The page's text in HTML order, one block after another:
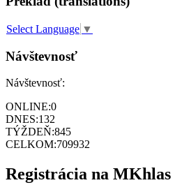
Select Language ▼
Návštevnosť
Návštevnosť:
ONLINE:0
DNES:132
TÝŽDEŇ:845
CELKOM:709932
Registrácia na MKhlas